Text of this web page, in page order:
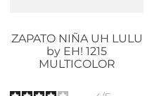
ZAPATO NIÑA UH LULU
by EH! 1215
MULTICOLOR